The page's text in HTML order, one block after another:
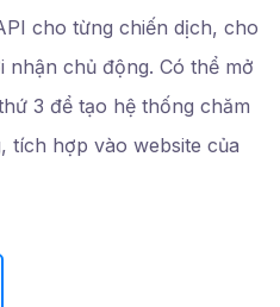
cho từng chiến dịch, cho
nhận chủ động. Có thể mở
3 để tạo hệ thống chăm
tích hợp vào website của